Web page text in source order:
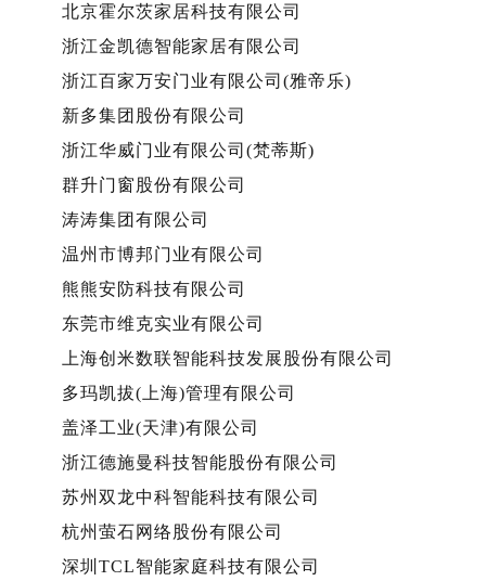
北京霍尔茨家居科技有限公司
浙江金凯德智能家居有限公司
浙江百家万安门业有限公司(雅帝乐)
新多集团股份有限公司
浙江华威门业有限公司(梵蒂斯)
群升门窗股份有限公司
涛涛集团有限公司
温州市博邦门业有限公司
熊熊安防科技有限公司
东莞市维克实业有限公司
上海创米数联智能科技发展股份有限公司
多玛凯拔(上海)管理有限公司
盖泽工业(天津)有限公司
浙江德施曼科技智能股份有限公司
苏州双龙中科智能科技有限公司
杭州萤石网络股份有限公司
深圳TCL智能家庭科技有限公司